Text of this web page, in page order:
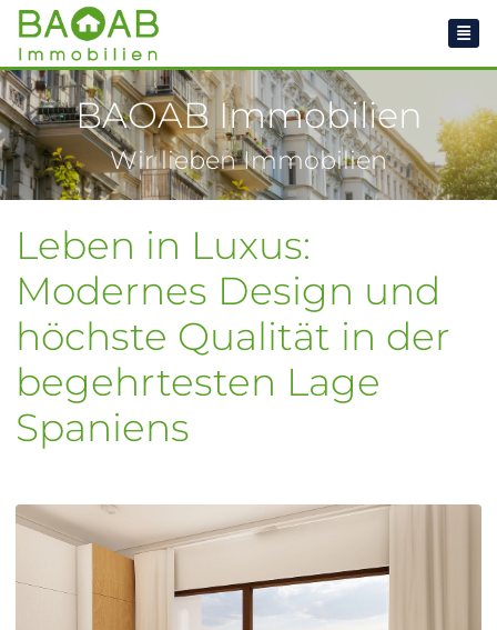
BAOAB Immobilien
Wir lieben Immobilien
Leben in Luxus:
Modernes Design und
höchste Qualität in der
begehrtesten Lage
Spaniens